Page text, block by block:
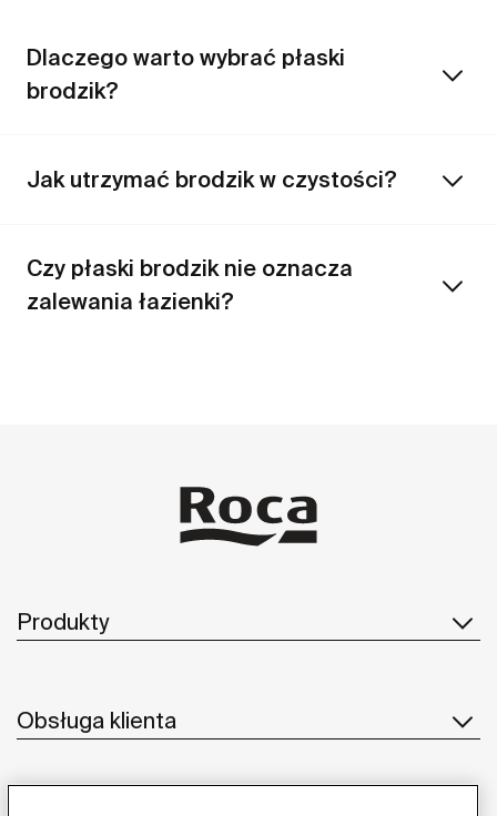
Dlaczego warto wybrać płaski
brodzik?
Jak utrzymać brodzik w czystości?
Czy płaski brodzik nie oznacza
zalewania łazienki?
Produkty
Obsługa klienta